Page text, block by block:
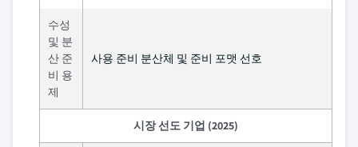
수성
및 분
산 준
비 용
제
사용 준비 분산체 및 준비 포맷 선호
시장 선도 기업 (2025)